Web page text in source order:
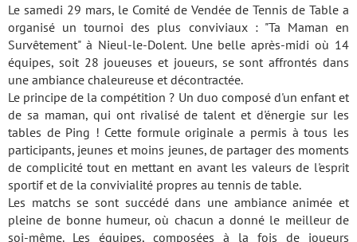
Le samedi 29 mars, le Comité de Vendée de Tennis de Table a
organisé un tournoi des plus conviviaux : "Ta Maman en
Survêtement" à Nieul-le-Dolent. Une belle après-midi où 14
équipes, soit 28 joueuses et joueurs, se sont affrontés dans
une ambiance chaleureuse et décontractée.
Le principe de la compétition ? Un duo composé d'un enfant et
de sa maman, qui ont rivalisé de talent et d'énergie sur les
tables de Ping ! Cette formule originale a permis à tous les
participants, jeunes et moins jeunes, de partager des moments
de complicité tout en mettant en avant les valeurs de l'esprit
sportif et de la convivialité propres au tennis de table.
Les matchs se sont succédé dans une ambiance animée et
pleine de bonne humeur, où chacun a donné le meilleur de
soi-même. Les équipes, composées à la fois de joueurs